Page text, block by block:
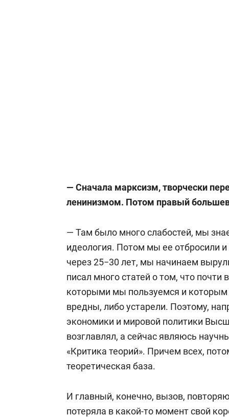
— Сначала марксизм, творчески
ленинизмом. Потом правый
— Там было много слабостей, мы
идеология. Потом мы ее отбросили и
через 25−30 лет, мы начинаем
писал много статей о том, что почти
которыми мы пользуемся и
вредны, либо устарели. Поэтому,
экономики и мировой политики
возглавлял, а сейчас являюсь
«Критика теорий». Причем всех,
теоретическая база.
И главный, конечно, вызов,
потеряла в какой-то момент свой